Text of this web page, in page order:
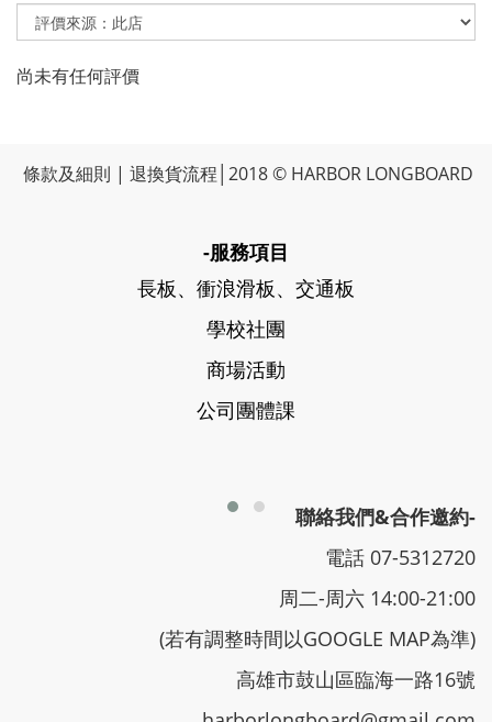
尚未有任何評價
條款及細則 | 退換貨流程 │2018 © HARBOR LONGBOARD
-服務項目
長板、衝浪滑板、交通板
學校社團
商場活動
公司團體課
聯絡我們&合作邀約-
電話 07-5312720
周二-周六 14:00-21:00
(若有調整時間以GOOGLE MAP為準)
高雄市鼓山區臨海一路16號